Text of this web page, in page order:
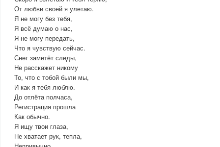
От любви своей я улетаю.
Я не могу без тебя,
Я всё думаю о нас,
Я не могу передать,
Что я чувствую сейчас.
Снег заметёт следы,
Не расскажет никому
То, что с тобой были мы,
И как я тебя люблю.
До отлёта полчаса,
Регистрация прошла
Как обычно.
Я ищу твои глаза,
Не хватает рук, тепла,